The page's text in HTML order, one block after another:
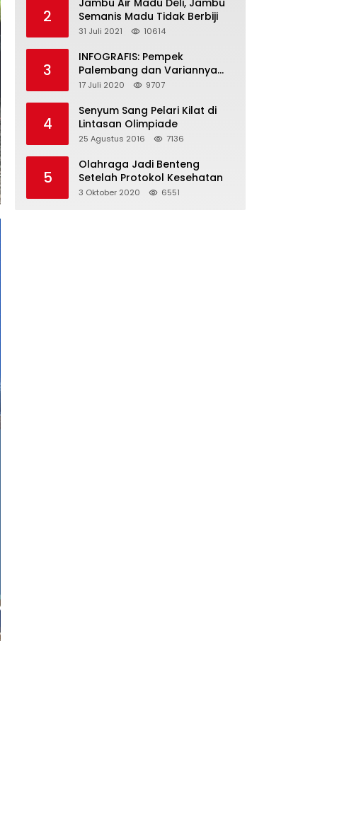
2
Jambu Air Madu Deli, Jambu
Semanis Madu Tidak Berbiji
31 Juli 2021 10614
3
INFOGRAFIS: Pempek
Palembang dan Variannya
yang Melegenda
17 Juli 2020 9707
4
Senyum Sang Pelari Kilat di
Lintasan Olimpiade
25 Agustus 2016 7136
5
Olahraga Jadi Benteng
Setelah Protokol Kesehatan
3 Oktober 2020 6551